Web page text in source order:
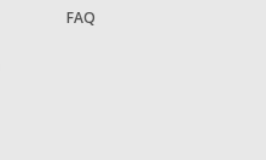
FAQ